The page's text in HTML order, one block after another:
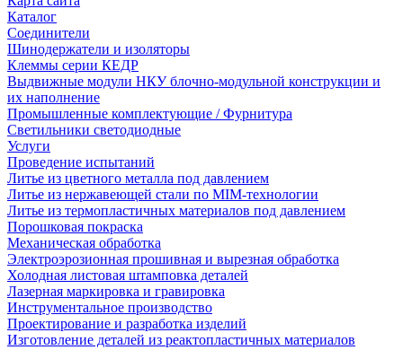
Каталог
Соединители
Шинодержатели и изоляторы
Клеммы серии КЕДР
Выдвижные модули НКУ блочно-модульной конструкции и
их наполнение
Промышленные комплектующие / Фурнитура
Светильники светодиодные
Услуги
Проведение испытаний
Литье из цветного металла под давлением
Литье из нержавеющей стали по MIM-технологии
Литье из термопластичных материалов под давлением
Порошковая покраска
Механическая обработка
Электроэрозионная прошивная и вырезная обработка
Холодная листовая штамповка деталей
Лазерная маркировка и гравировка
Инструментальное производство
Проектирование и разработка изделий
Изготовление деталей из реактопластичных материалов